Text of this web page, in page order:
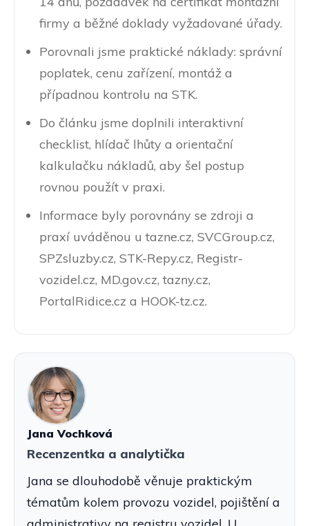
firmy a běžné doklady vyžadované úřady.
Porovnali jsme praktické náklady: správní
poplatek, cenu zařízení, montáž a
případnou kontrolu na STK.
Do článku jsme doplnili interaktivní
checklist, hlídač lhůty a orientační
kalkulačku nákladů, aby šel postup
rovnou použít v praxi.
Informace byly porovnány se zdroji a
praxí uváděnou u tazne.cz, SVCGroup.cz,
SPZsluzby.cz, STK-Repy.cz, Registr-
vozidel.cz, MD.gov.cz, tazny.cz,
PortalRidice.cz a HOOK-tz.cz.
Jana Vochková
Recenzentka a analytička
Jana se dlouhodobě věnuje praktickým
tématům kolem provozu vozidel, pojištění a